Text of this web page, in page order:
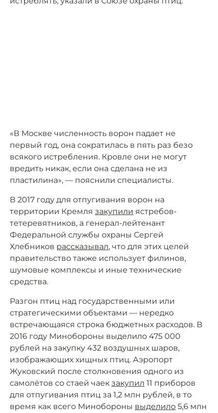
«В Москве численность ворон падает не
первый год, она сократилась в пять раз безо
всякого истребления. Кровле они не могут
вредить никак, если она сделана не из
пластилина», — пояснили специалисты.
В 2017 году для отпугивания ворон на
территории Кремля закупили ястребов-
тетеревятников, а генерал-лейтенант
Федеральной службы охраны Сергей
Хлебников рассказывал, что для этих целей
правительство также использует филинов,
шумовые комплексы и иные технические
средства.
Разгон птиц над государственными или
стратегическими объектами — нередко
встречающаяся строка бюджетных расходов. В
2016 году Минобороны выделило 475 000
рублей на закупку 432 воздушных шаров,
изображающих хищных птиц. Аэропорт
Жуковский после столкновения одного из
самолётов со стаей чаек закупил 11 приборов
для отпугивания птиц за 1,2 млн рублей, в то
время как всего Минобороны выделило 5,6 млн